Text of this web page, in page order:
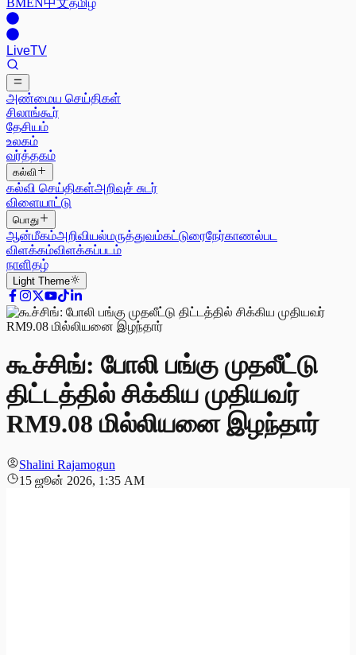
LiveTV
அண்மைய செய்திகள்
சிலாங்கூர்
தேசியம்
உலகம்
வர்த்தகம்
கல்வி
கல்வி செய்திகள்அறிவுச் சுடர்
விளையாட்டு
பொது
ஆன்மீகம்அறிவியல்மருத்துவம்கட்டுரைநேர்காணல்பட
விளக்கம்விளக்கப்படம்
நாளிதழ்
Light Theme
கூச்சிங்: போலி பங்கு முதலீட்டு
திட்டத்தில் சிக்கிய முதியவர்
RM9.08 மில்லியனை இழந்தார்
Shalini Rajamogun
15 ஜூன் 2026, 1:35 AM